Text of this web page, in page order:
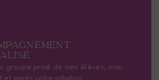
groupe privé de mes élèves, mon
et après votre initiation